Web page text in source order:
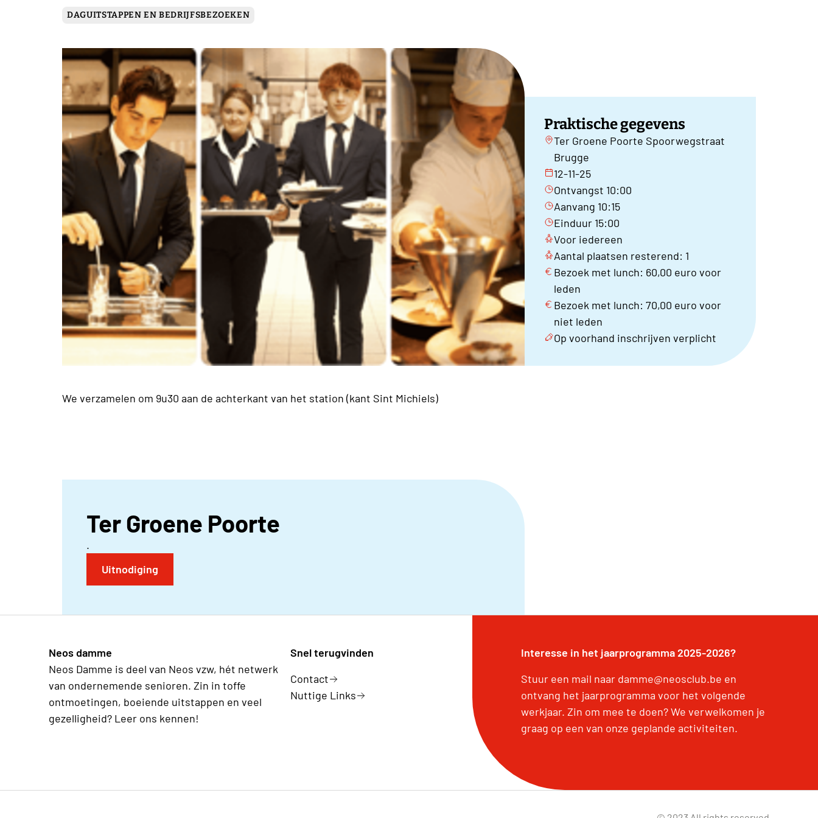
DAGUITSTAPPEN EN BEDRIJFSBEZOEKEN
Praktische gegevens
Ter Groene Poorte Spoorwegstraat
Brugge
12-11-25
Ontvangst 10:00
Aanvang 10:15
Einduur 15:00
Voor iedereen
Aantal plaatsen resterend: 1
Bezoek met lunch: 60,00 euro voor
leden
Bezoek met lunch: 70,00 euro voor
niet leden
Op voorhand inschrijven verplicht
We verzamelen om 9u30 aan de achterkant van het station (kant Sint Michiels)
Ter Groene Poorte
.
Uitnodiging
Neos damme
Neos Damme is deel van Neos vzw, hét netwerk
van ondernemende senioren. Zin in toffe
ontmoetingen, boeiende uitstappen en veel
gezelligheid? Leer ons kennen!
Snel terugvinden
Contact
Nuttige Links
Interesse in het jaarprogramma 2025-2026?
Stuur een mail naar damme@neosclub.be en
ontvang het jaarprogramma voor het volgende
werkjaar. Zin om mee te doen? We verwelkomen je
graag op een van onze geplande activiteiten.